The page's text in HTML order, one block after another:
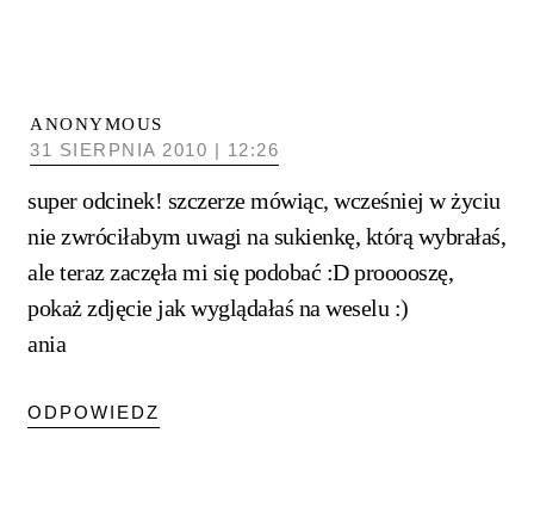
ANONYMOUS
31 SIERPNIA 2010 | 12:26
super odcinek! szczerze mówiąc, wcześniej w życiu
nie zwróciłabym uwagi na sukienkę, którą wybrałaś,
ale teraz zaczęła mi się podobać :D prooooszę,
pokaż zdjęcie jak wyglądałaś na weselu :)
ania
ODPOWIEDZ